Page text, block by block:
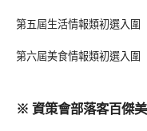
第五屆生活情報類初選入圍
第六屆美食情報類初選入圍
※ 資策會部落客百傑